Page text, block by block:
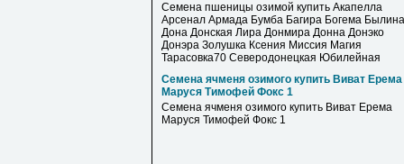
Семена пшеницы озимой купить Акапелла
Арсенал Армада Бумба Багира Богема Былина
Дона Донская Лира Донмира Донна Донэко
Донэра Золушка Ксения Миссия Магия
Тарасовка70 Северодонецкая Юбилейная
Семена ячменя озимого купить Виват Ерема
Маруся Тимофей Фокс 1
Семена ячменя озимого купить Виват Ерема
Маруся Тимофей Фокс 1